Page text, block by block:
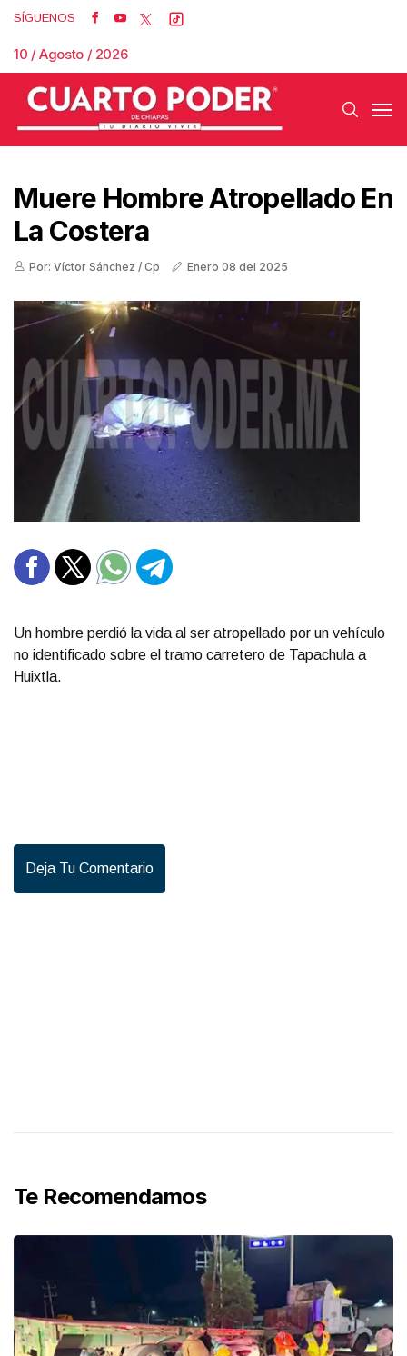
SÍGUENOS
10 / Agosto / 2026
Muere Hombre Atropellado En
La Costera
Por: Víctor Sánchez / Cp Enero 08 del 2025
Un hombre perdió la vida al ser atropellado por un vehículo
no identificado sobre el tramo carretero de Tapachula a
Huixtla.
Deja Tu Comentario
Te Recomendamos